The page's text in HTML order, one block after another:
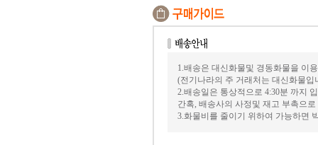
1.배송은 대신화물및 경동화물을 이
(전기나라의 주 거래처는 대신화물입
2.배송일은 통상적으로 4:30분 까지
간혹, 배송사의 사정및 재고 부촉으
3.화물비를 줄이기 위하여 가능하면